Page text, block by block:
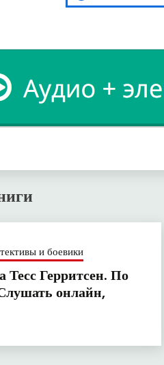
и боевики
Тесс Герритсен. По
онлайн,